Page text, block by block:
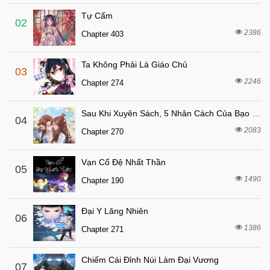
Chapter 25
Chapter 24
Chapter 23
Chapter 22
Chapter 21 6 tháng trước
Chapter 20 6 tháng trước
Chapter 19
Chapter 18 6 tháng trước
Chapter 17
Chapter 16 6 tháng trước
Chapter 15
Chapter 14
Chapter 13 6 tháng trước
02
Tự Cẩm
Chapter 403 2386
03
Ta Không Phải Là Giáo Chủ
Chapter 274 2246
04
Chapter 270 2083
05
Vạn Cổ Đệ Nhất Thần
Chapter 190 1490
06
Đại Y Lăng Nhiên
Chapter 271 1386
07
Chiếm Cái Đỉnh Núi Làm Đại Vương